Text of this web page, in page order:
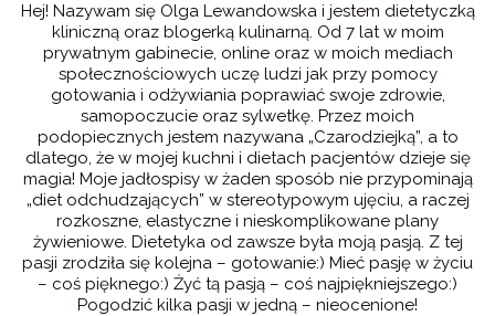
Hej! Nazywam się Olga Lewandowska i jestem dietetyczką
kliniczną oraz blogerką kulinarną. Od 7 lat w moim
prywatnym gabinecie, online oraz w moich mediach
społecznościowych uczę ludzi jak przy pomocy
gotowania i odżywiania poprawiać swoje zdrowie,
samopoczucie oraz sylwetkę. Przez moich
podopiecznych jestem nazywana „Czarodziejką”, a to
dlatego, że w mojej kuchni i dietach pacjentów dzieje się
magia! Moje jadłospisy w żaden sposób nie przypominają
„diet odchudzających” w stereotypowym ujęciu, a raczej
rozkoszne, elastyczne i nieskomplikowane plany
żywieniowe. Dietetyka od zawsze była moją pasją. Z tej
pasji zrodziła się kolejna – gotowanie:) Mieć pasję w życiu
– coś pięknego:) Żyć tą pasją – coś najpiękniejszego:)
Pogodzić kilka pasji w jedną – nieocenione!